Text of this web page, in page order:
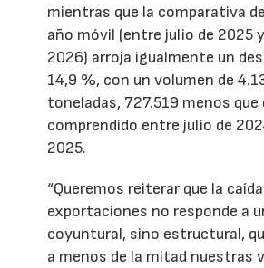
mientras que la comparativa
año móvil (entre julio de 2025
2026) arroja igualmente un
14,9 %, con un volumen de
toneladas, 727.519 menos que
comprendido entre julio de
2025.
“Queremos reiterar que la
exportaciones no responde a
coyuntural, sino estructural,
a menos de la mitad nuestras